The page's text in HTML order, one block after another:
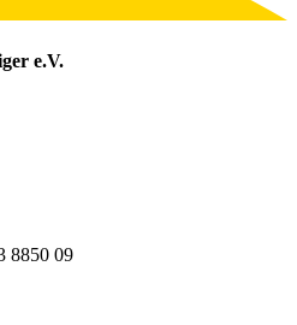
e.V.
8850 09